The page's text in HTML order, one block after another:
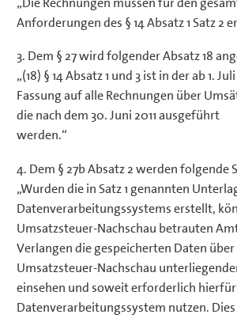
Anforderungen des § 14 Absatz 1 Satz 2
3. Dem § 27 wird folgender Absatz 18
„(18) § 14 Absatz 1 und 3 ist in der ab 1.
Fassung auf alle Rechnungen über
die nach dem 30. Juni 2011 ausgeführt
werden.“
4. Dem § 27b Absatz 2 werden folgende
„Wurden die in Satz 1 genannten
Datenverarbeitungssystems erstellt,
Umsatzsteuer-Nachschau betrauten
Verlangen die gespeicherten Daten
Umsatzsteuer-Nachschau
einsehen und soweit erforderlich hierfür
Datenverarbeitungssystem nutzen.